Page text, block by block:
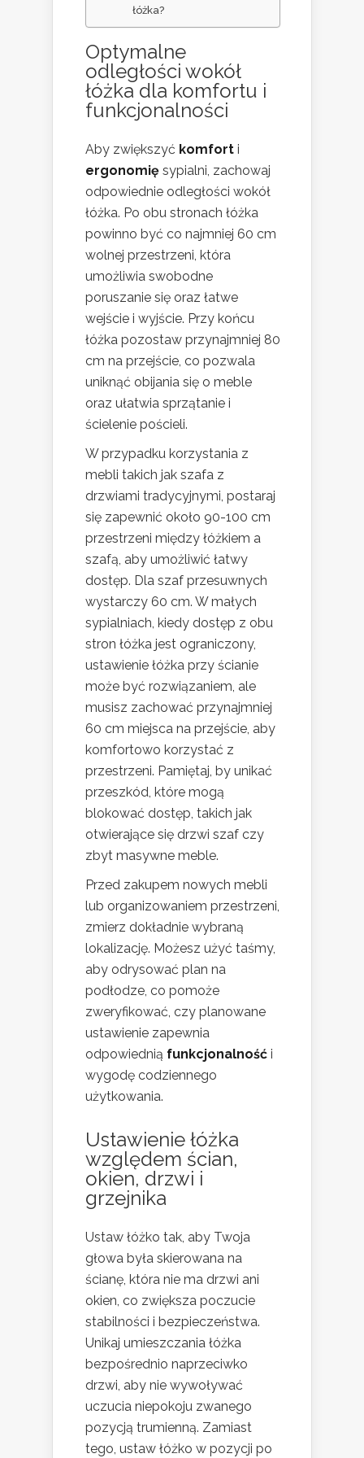
łóżka?
Optymalne
odległości wokół
łóżka dla komfortu i
funkcjonalności
Aby zwiększyć komfort i
ergonomię sypialni, zachowaj
odpowiednie odległości wokół
łóżka. Po obu stronach łóżka
powinno być co najmniej 60 cm
wolnej przestrzeni, która
umożliwia swobodne
poruszanie się oraz łatwe
wejście i wyjście. Przy końcu
łóżka pozostaw przynajmniej 80
cm na przejście, co pozwala
uniknąć obijania się o meble
oraz ułatwia sprzątanie i
ścielenie pościeli.
W przypadku korzystania z
mebli takich jak szafa z
drzwiami tradycyjnymi, postaraj
się zapewnić około 90-100 cm
przestrzeni między łóżkiem a
szafą, aby umożliwić łatwy
dostęp. Dla szaf przesuwnych
wystarczy 60 cm. W małych
sypialniach, kiedy dostęp z obu
stron łóżka jest ograniczony,
ustawienie łóżka przy ścianie
może być rozwiązaniem, ale
musisz zachować przynajmniej
60 cm miejsca na przejście, aby
komfortowo korzystać z
przestrzeni. Pamiętaj, by unikać
przeszkód, które mogą
blokować dostęp, takich jak
otwierające się drzwi szaf czy
zbyt masywne meble.
Przed zakupem nowych mebli
lub organizowaniem przestrzeni,
zmierz dokładnie wybraną
lokalizację. Możesz użyć taśmy,
aby odrysować plan na
podłodze, co pomoże
zweryfikować, czy planowane
ustawienie zapewnia
odpowiednią funkcjonalność i
wygodę codziennego
użytkowania.
Ustawienie łóżka
względem ścian,
okien, drzwi i
grzejnika
Ustaw łóżko tak, aby Twoja
głowa była skierowana na
ścianę, która nie ma drzwi ani
okien, co zwiększa poczucie
stabilności i bezpieczeństwa.
Unikaj umieszczania łóżka
bezpośrednio naprzeciwko
drzwi, aby nie wywoływać
uczucia niepokoju zwanego
pozycją trumienną. Zamiast
tego, ustaw łóżko w pozycji po